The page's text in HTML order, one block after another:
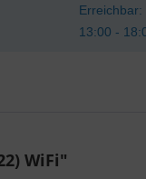
13:00 -
WiFi"